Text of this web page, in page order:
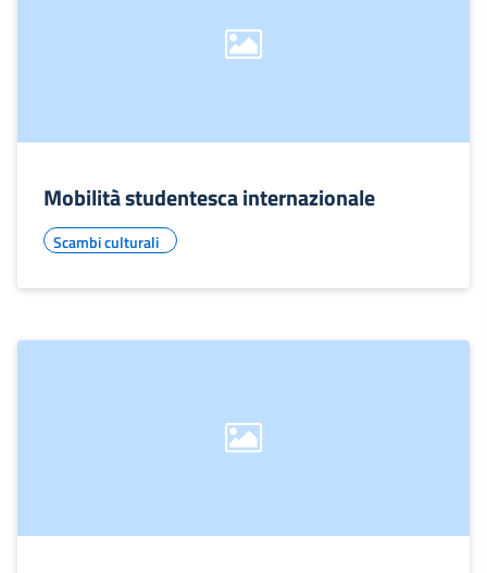
Mobilità studentesca internazionale
Scambi culturali